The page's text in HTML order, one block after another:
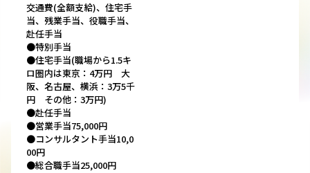
交通費(全額支給)、住宅手
当、残業手当、役職手当、
赴任手当
●特別手当
●住宅手当(職場から1.5キ
ロ圏内は東京：4万円 大
阪、名古屋、横浜：3万5千
円 その他：3万円)
●赴任手当
●営業手当75,000円
●コンサルタント手当10,0
00円
●総合職手当25,000円